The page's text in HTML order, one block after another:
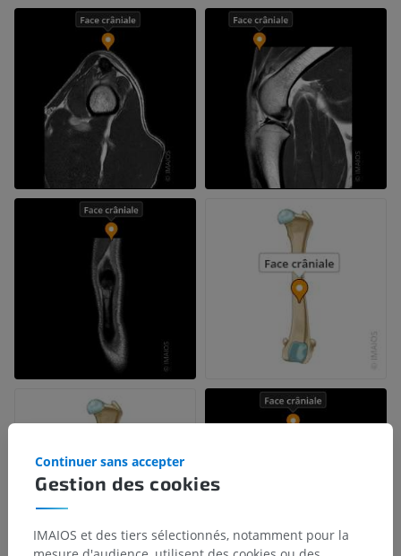
Gestion des cookies
Continuer sans accepter
IMAIOS et des tiers sélectionnés, notamment pour la